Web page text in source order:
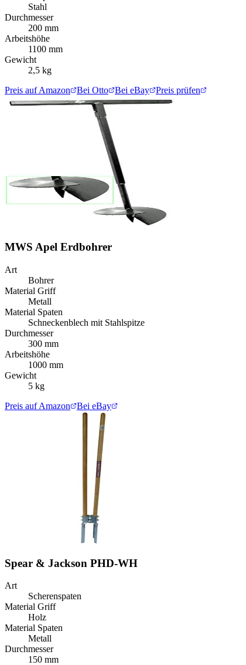
Stahl
Durchmesser
200 mm
Arbeitshöhe
1100 mm
Gewicht
2,5 kg
Preis auf Amazon
Bei Otto Bei eBay Preis prüfen
MWS Apel Erdbohrer
Art
Bohrer
Material Griff
Metall
Material Spaten
Schneckenblech mit Stahlspitze
Durchmesser
300 mm
Arbeitshöhe
1000 mm
Gewicht
5 kg
Preis auf Amazon
Bei eBay
Spear & Jackson PHD-WH
Art
Scherenspaten
Material Griff
Holz
Material Spaten
Metall
Durchmesser
150 mm